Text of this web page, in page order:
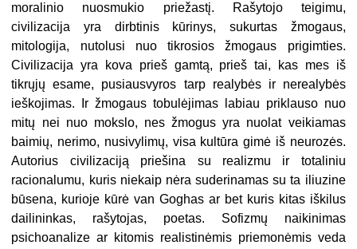
moralinio nuosmukio priežastį. Rašytojo teigimu,
civilizacija yra dirbtinis kūrinys, sukurtas žmogaus,
mitologija, nutolusi nuo tikrosios žmogaus prigimties.
Civilizacija yra kova prieš gamtą, prieš tai, kas mes iš
tikrųjų esame, pusiausvyros tarp realybės ir nerealybės
ieškojimas. Ir žmogaus tobulėjimas labiau priklauso nuo
mitų nei nuo mokslo, nes žmogus yra nuolat veikiamas
baimių, nerimo, nusivylimų, visa kultūra gimė iš neurozės.
Autorius civilizaciją priešina su realizmu ir totaliniu
racionalumu, kuris niekaip nėra suderinamas su ta iliuzine
būsena, kurioje kūrė van Goghas ar bet kuris kitas iškilus
dailininkas, rašytojas, poetas. Sofizmų naikinimas
psichoanalize ar kitomis realistinėmis priemonėmis veda